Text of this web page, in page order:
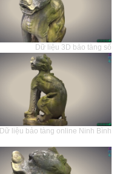
Dữ liệu 3D bảo tàng số
Dữ liệu bảo tàng online Ninh Bình